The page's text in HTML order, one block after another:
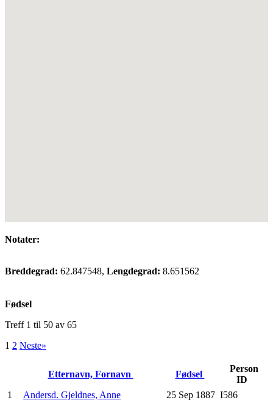
Notater:
Breddegrad: 62.847548, Lengdegrad: 8.651562
Fødsel
Treff 1 til 50 av 65
1 2 Neste»
Etternavn, Fornavn Fødsel
Person
ID
1
Andersd. Gjeldnes, Anne 25 Sep 1887 I586